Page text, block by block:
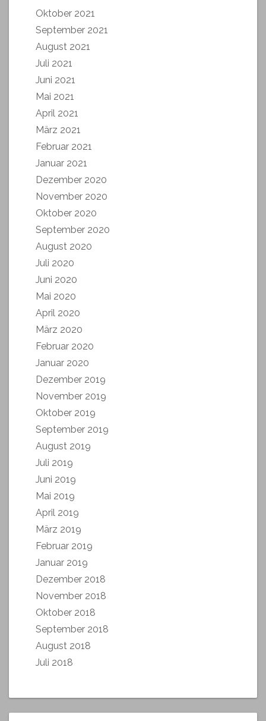
Oktober 2021
September 2021
August 2021
Juli 2021
Juni 2021
Mai 2021
April 2021
März 2021
Februar 2021
Januar 2021
Dezember 2020
November 2020
Oktober 2020
September 2020
August 2020
Juli 2020
Juni 2020
Mai 2020
April 2020
März 2020
Februar 2020
Januar 2020
Dezember 2019
November 2019
Oktober 2019
September 2019
August 2019
Juli 2019
Juni 2019
Mai 2019
April 2019
März 2019
Februar 2019
Januar 2019
Dezember 2018
November 2018
Oktober 2018
September 2018
August 2018
Juli 2018